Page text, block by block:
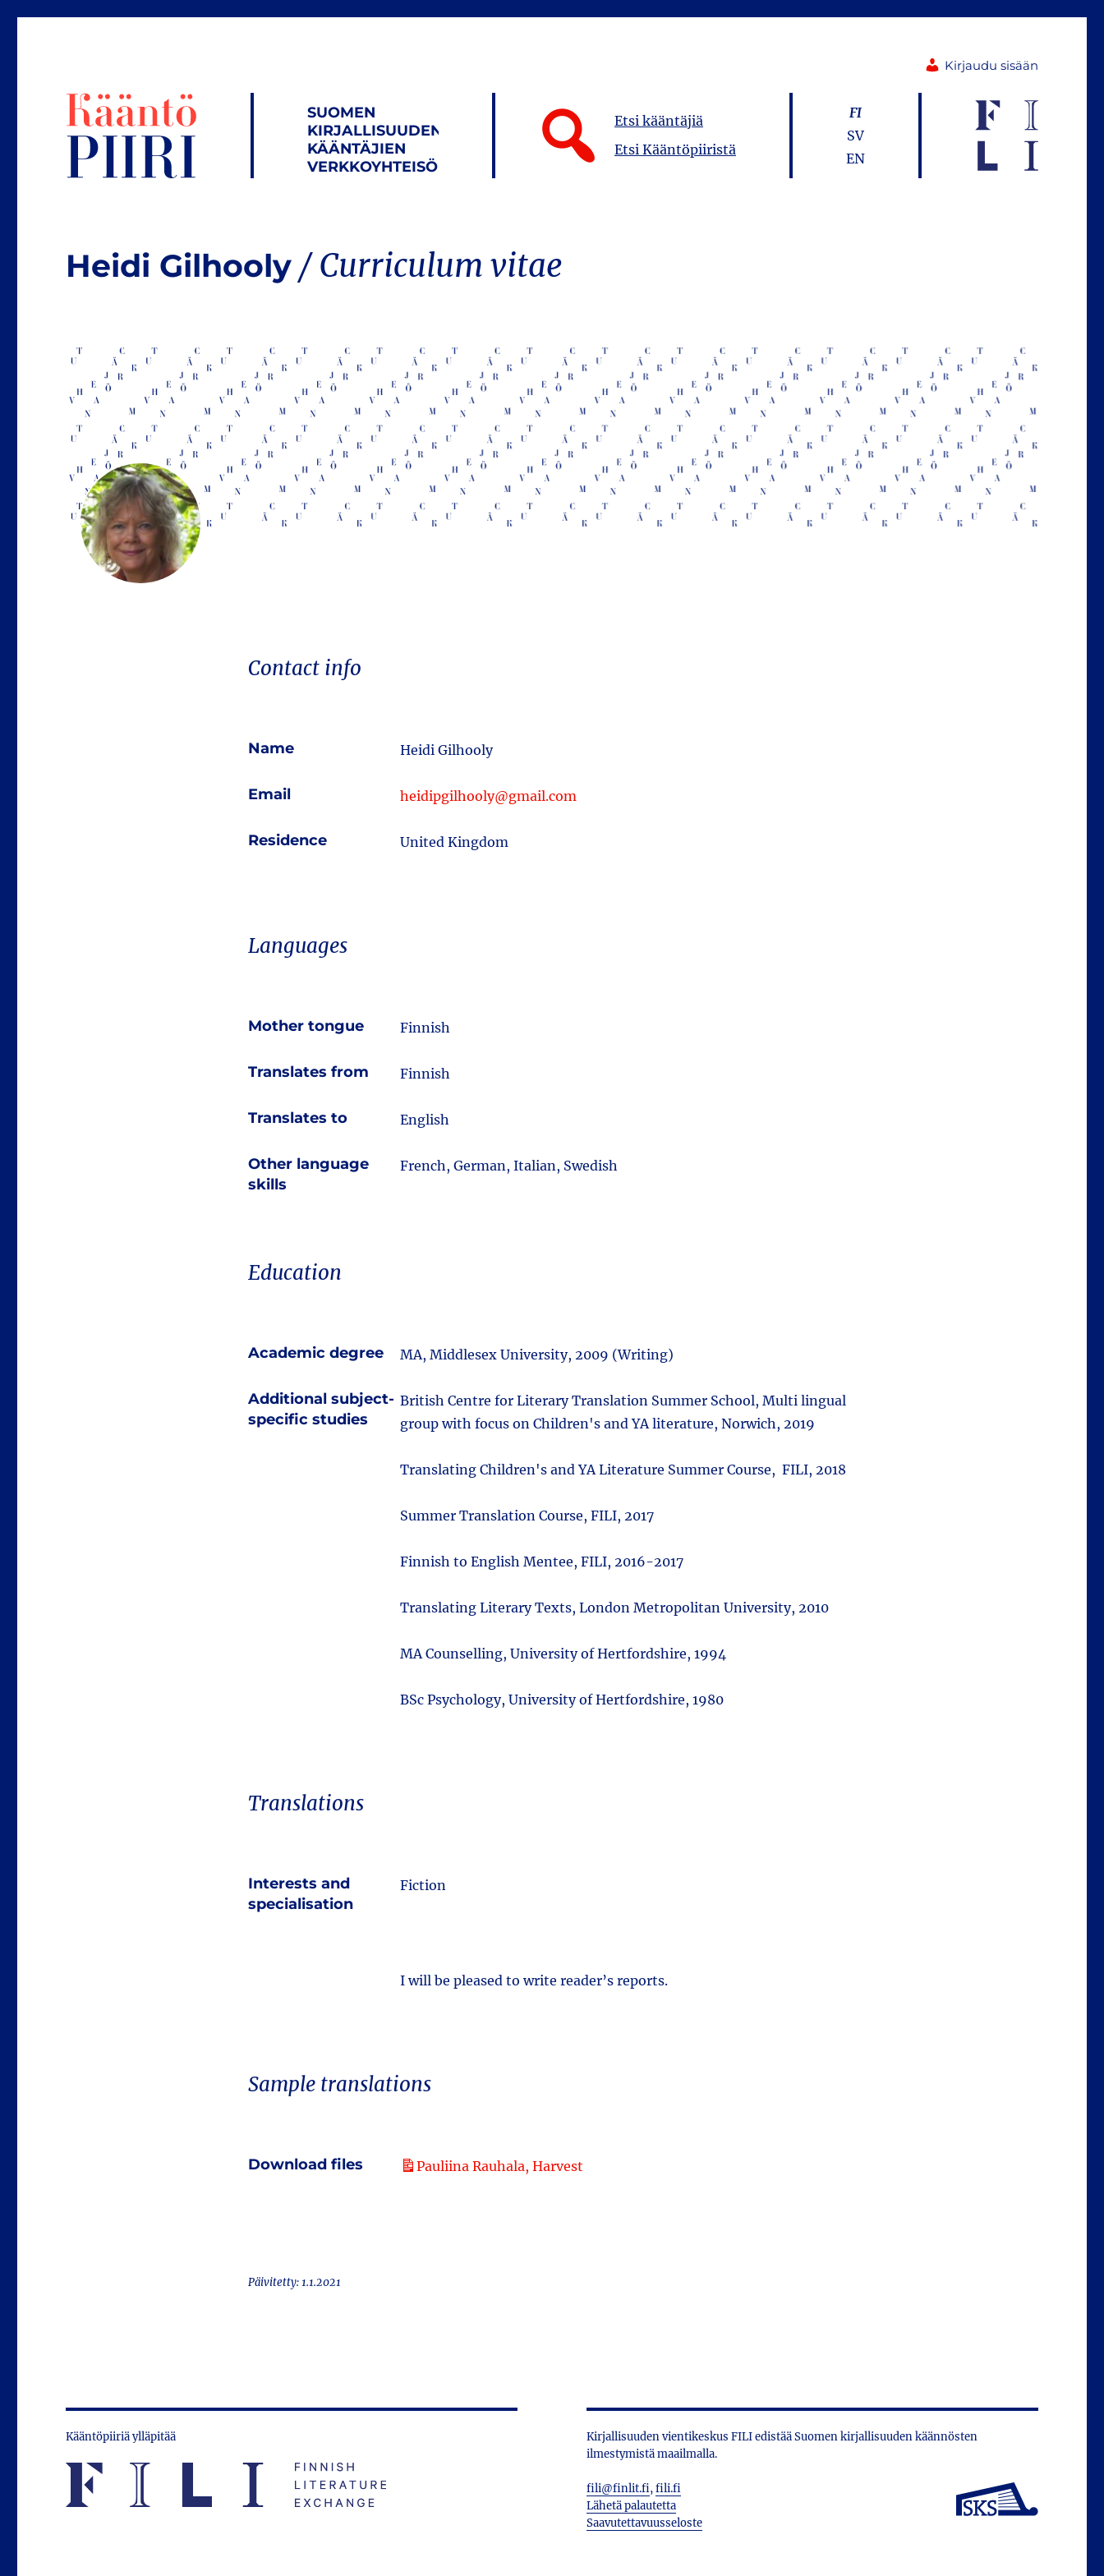
Kirjaudu sisään
SUOMEN
KIRJALLISUUDEN
KÄÄNTÄJIEN
VERKKOYHTEISÖ
Etsi kääntäjiä
Etsi Kääntöpiiristä
FI
SV
EN
Heidi Gilhooly
Contact info
Name Heidi Gilhooly
Email heidipgilhooly@gmail.com
Residence United Kingdom
Languages
Mother tongue Finnish
Translates from Finnish
Translates to English
Other language
skills
French, German, Italian, Swedish
Education
Academic degree MA, Middlesex University, 2009 (Writing)
Additional subject-
specific studies
British Centre for Literary Translation Summer School, Multi lingual
group with focus on Children's and YA literature, Norwich, 2019
Translating Children's and YA Literature Summer Course, FILI, 2018
Summer Translation Course, FILI, 2017
Finnish to English Mentee, FILI, 2016-2017
Translating Literary Texts, London Metropolitan University, 2010
MA Counselling, University of Hertfordshire, 1994
BSc Psychology, University of Hertfordshire, 1980
Translations
Interests and
specialisation
Fiction
I will be pleased to write reader’s reports.
Sample translations
Download files Pauliina Rauhala, Harvest
Päivitetty: 1.1.2021
Kääntöpiiriä ylläpitää
Kirjallisuuden vientikeskus FILI edistää Suomen kirjallisuuden käännösten
ilmestymistä maailmalla.
fili@finlit.fi,fili.fi
Lähetä palautetta
Saavutettavuusseloste